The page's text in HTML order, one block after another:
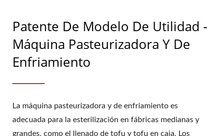
Patente De Modelo De Utilidad -
Máquina Pasteurizadora Y De
Enfriamiento
La máquina pasteurizadora y de enfriamiento es
adecuada para la esterilización en fábricas medianas y
grandes, como el llenado de tofu y tofu en caja. Los